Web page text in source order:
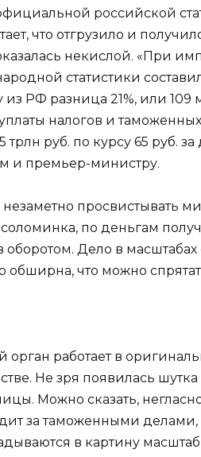
российской
что отгрузило и
некислой. «При
статистики
из РФ разница 21%, или 109
налогов и
руб. по курсу 65 руб.
и премьер-министру.
просвистывать
по деньгам
оборотом. Дело в
обширна, что можно
орган работает в
Не зря появилась
Можно сказать,
за таможенными делами,
в картину